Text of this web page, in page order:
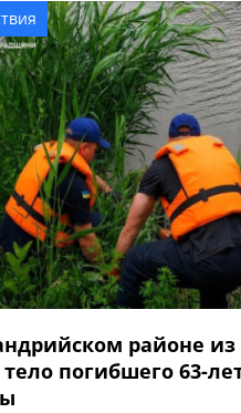
и передали медикам,
районе из
погибшего 63-